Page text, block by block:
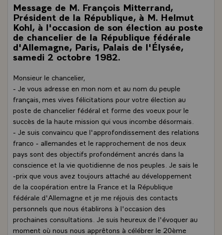
Message de M. François Mitterrand,
Président de la République, à M. Helmut
Kohl, à l'occasion de son élection au poste
de chancelier de la République fédérale
d'Allemagne, Paris, Palais de l'Élysée,
samedi 2 octobre 1982.
Monsieur le chancelier,
- Je vous adresse en mon nom et au nom du peuple
français, mes vives félicitations pour votre élection au
poste de chancelier fédéral et forme des voeux pour le
succès de la haute mission qui vous incombe désormais.
- Je suis convaincu que l'approfondissement des relations
franco - allemandes et le rapprochement de nos deux
pays sont des objectifs profondément ancrés dans la
conscience et la vie quotidienne de nos peuples. Je sais le
-prix que vous avez toujours attaché au développement
de la coopération entre la France et la République
fédérale d'Allemagne et je me réjouis des contacts
personnels que nous établirons à l'occasion des
prochaines consultations. Je suis heureux de l'évoquer au
moment où nous nous apprêtons à célébrer le 20ème